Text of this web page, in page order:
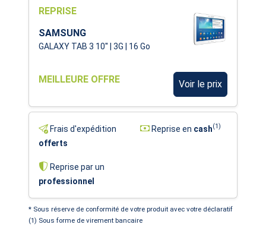
REPRISE
SAMSUNG
GALAXY TAB 3 10'' | 3G | 16 Go
MEILLEURE OFFRE Voir le prix
Frais d'expédition
offerts
Reprise en cash(1)
Reprise par un
professionnel
* Sous réserve de conformité de votre produit avec votre déclaratif
(1) Sous forme de virement bancaire